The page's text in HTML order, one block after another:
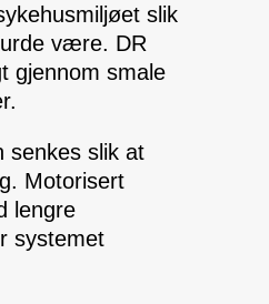
slik
være. DR
gjennom smale
senkes slik at
Motorisert
lengre
systemet